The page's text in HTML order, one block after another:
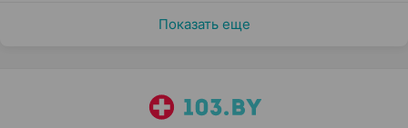
Показать еще